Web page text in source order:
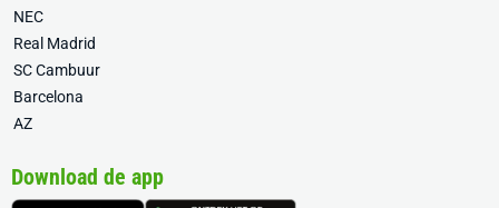
NEC
Real Madrid
SC Cambuur
Barcelona
AZ
Download de app